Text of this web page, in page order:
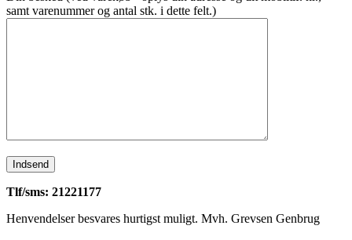
samt varenummer og antal stk. i dette felt.)
Tlf/sms: 21221177
Henvendelser besvares hurtigst muligt. Mvh. Grevsen Genbrug